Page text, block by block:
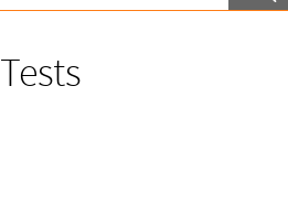
Tests